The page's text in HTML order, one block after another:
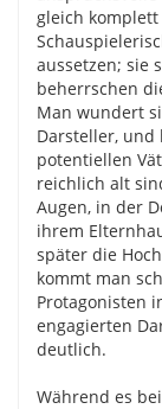
gleich
aussetzen; sie
beherrschen
Man wundert
Darsteller,
potentiellen
reichlich alt
Augen, in der
ihrem
später die
kommt man
Protagonisten
engagierten
deutlich.
Während es